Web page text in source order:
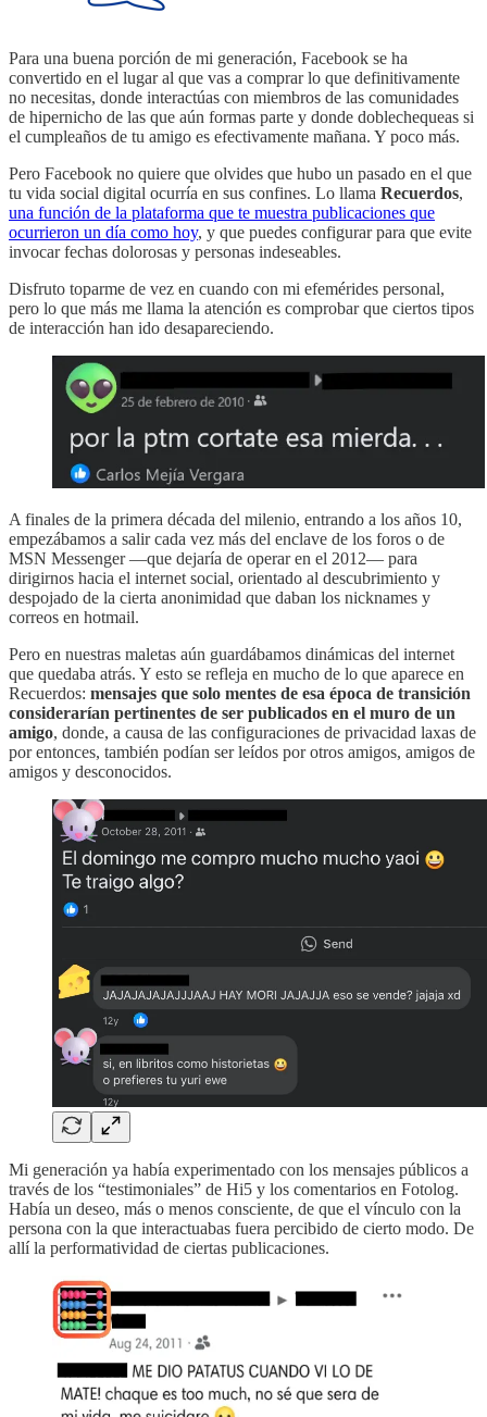
Para una buena porción de mi generación, Facebook se ha
convertido en el lugar al que vas a comprar lo que definitivamente
no necesitas, donde interactúas con miembros de las comunidades
de hipernicho de las que aún formas parte y donde doblechequeas si
el cumpleaños de tu amigo es efectivamente mañana. Y poco más.
Pero Facebook no quiere que olvides que hubo un pasado en el que
tu vida social digital ocurría en sus confines. Lo llama Recuerdos,
una función de la plataforma que te muestra publicaciones que
ocurrieron un día como hoy, y que puedes configurar para que evite
invocar fechas dolorosas y personas indeseables.
Disfruto toparme de vez en cuando con mi efemérides personal,
pero lo que más me llama la atención es comprobar que ciertos tipos
de interacción han ido desapareciendo.
A finales de la primera década del milenio, entrando a los años 10,
empezábamos a salir cada vez más del enclave de los foros o de
MSN Messenger —que dejaría de operar en el 2012— para
dirigirnos hacia el internet social, orientado al descubrimiento y
despojado de la cierta anonimidad que daban los nicknames y
correos en hotmail.
Pero en nuestras maletas aún guardábamos dinámicas del internet
que quedaba atrás. Y esto se refleja en mucho de lo que aparece en
Recuerdos: mensajes que solo mentes de esa época de transición
considerarían pertinentes de ser publicados en el muro de un
amigo, donde, a causa de las configuraciones de privacidad laxas de
por entonces, también podían ser leídos por otros amigos, amigos de
amigos y desconocidos.
Mi generación ya había experimentado con los mensajes públicos a
través de los “testimoniales” de Hi5 y los comentarios en Fotolog.
Había un deseo, más o menos consciente, de que el vínculo con la
persona con la que interactuabas fuera percibido de cierto modo. De
allí la performatividad de ciertas publicaciones.